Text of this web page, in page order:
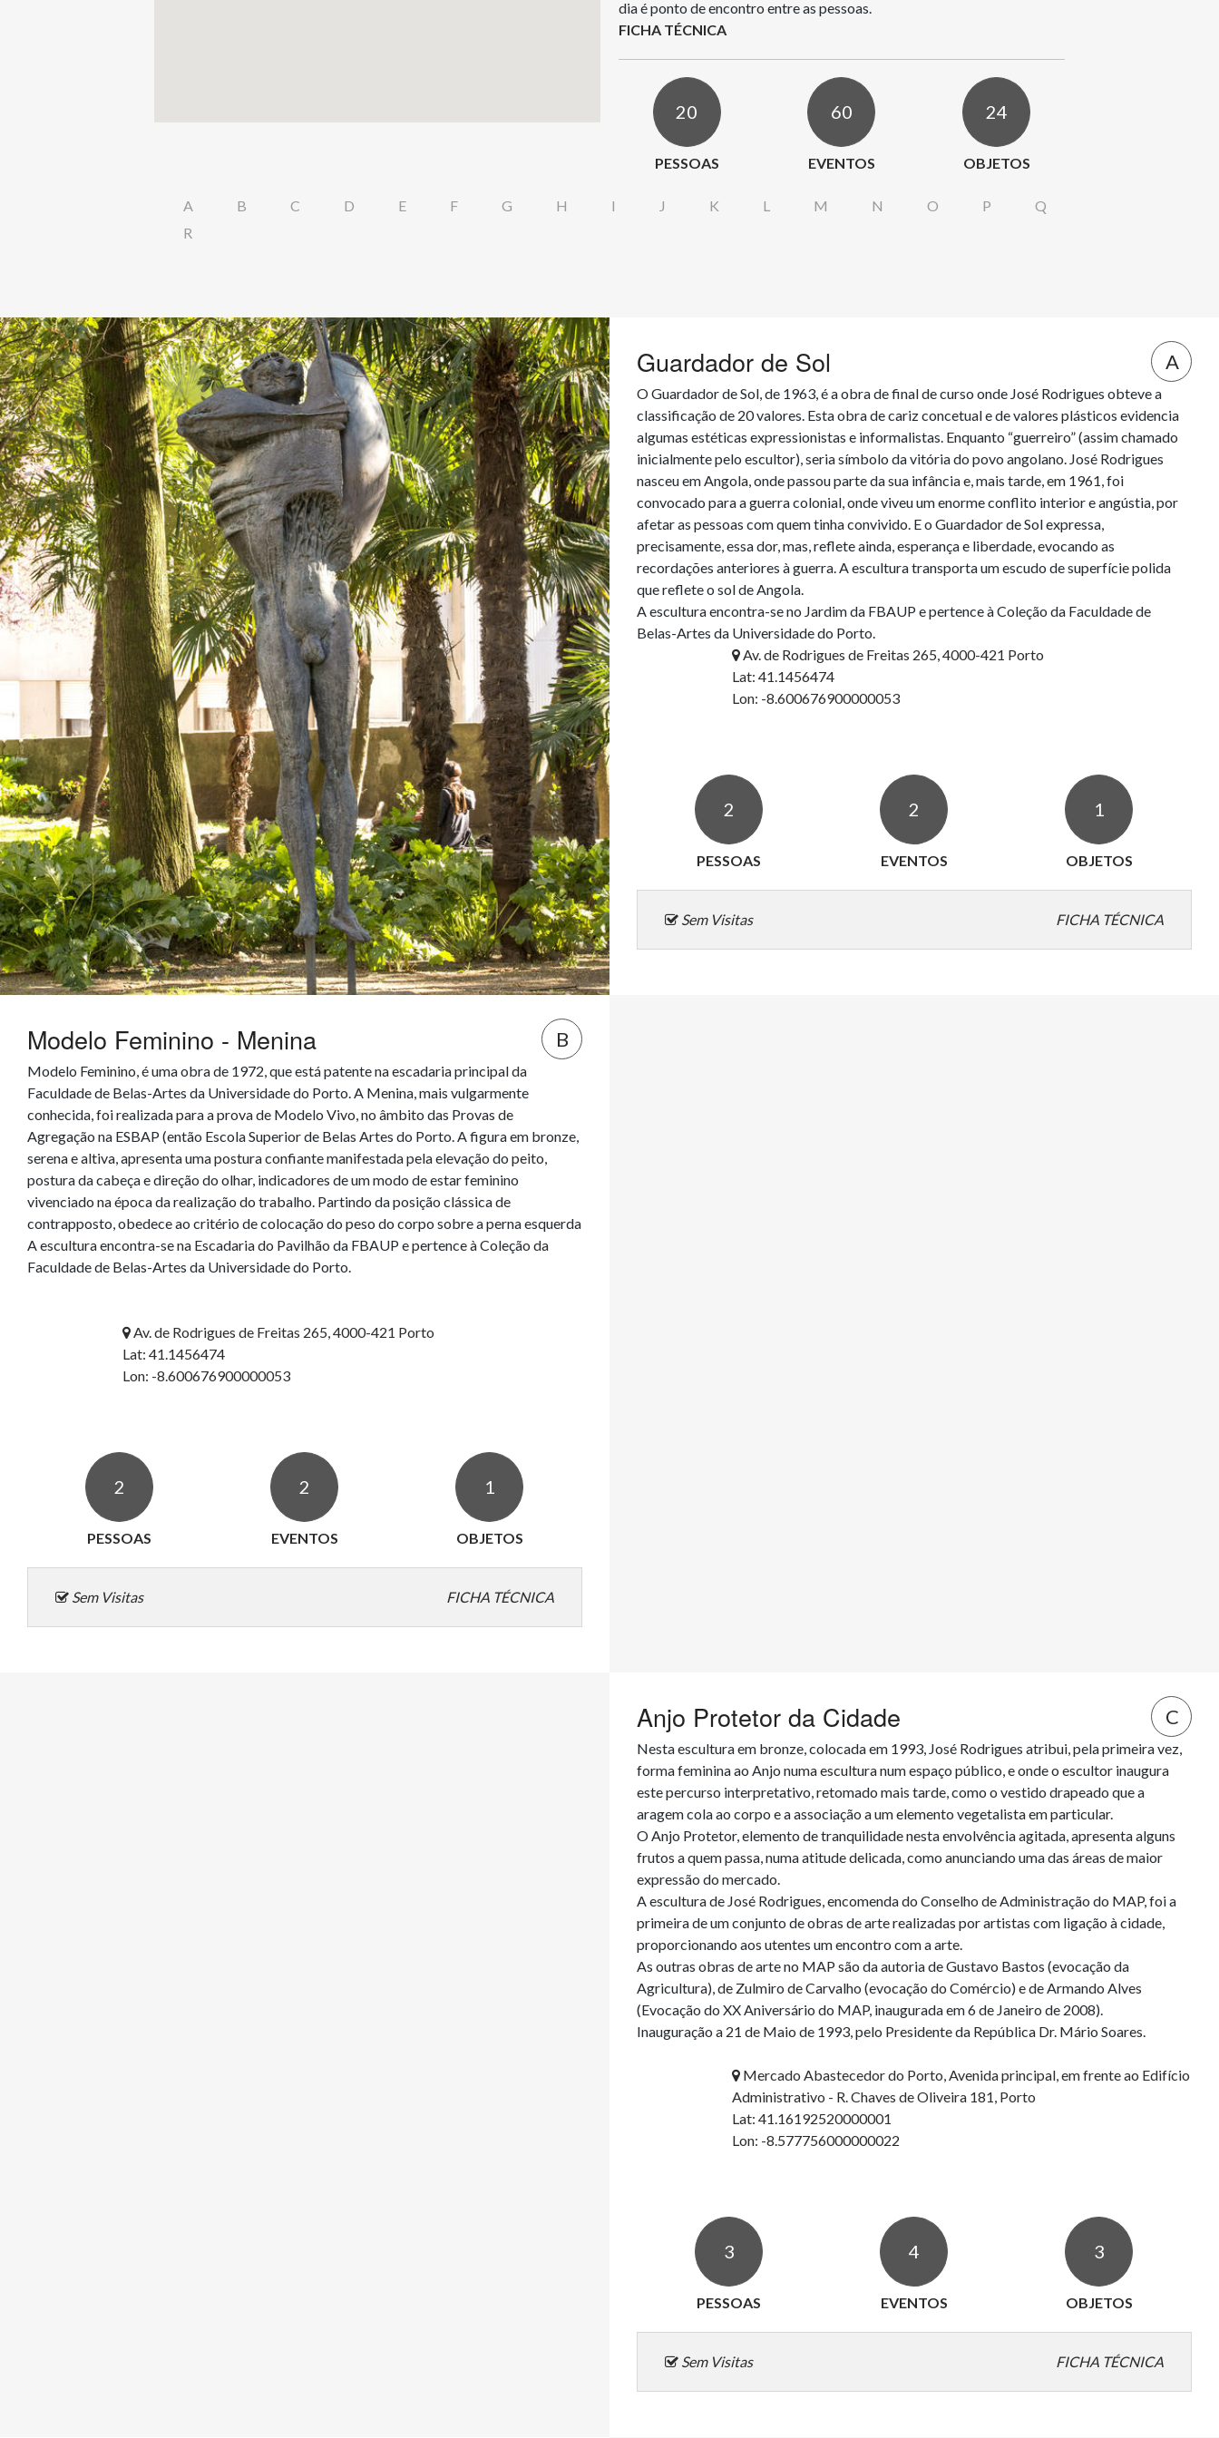
FICHA TÉCNICA
20
PESSOAS
60
EVENTOS
24
OBJETOS
A B C D E F G H I J K L M N O P
Q
R
Guardador de Sol A
O Guardador de Sol, de 1963, é a obra de final de curso onde José Rodrigues obteve a
classificação de 20 valores. Esta obra de cariz concetual e de valores plásticos evidencia
algumas estéticas expressionistas e informalistas. Enquanto “guerreiro” (assim chamado
inicialmente pelo escultor), seria símbolo da vitória do povo angolano. José Rodrigues
nasceu em Angola, onde passou parte da sua infância e, mais tarde, em 1961, foi
convocado para a guerra colonial, onde viveu um enorme conflito interior e angústia, por
afetar as pessoas com quem tinha convivido. E o Guardador de Sol expressa,
precisamente, essa dor, mas, reflete ainda, esperança e liberdade, evocando as
recordações anteriores à guerra. A escultura transporta um escudo de superfície polida
que reflete o sol de Angola.
A escultura encontra-se no Jardim da FBAUP e pertence à Coleção da Faculdade de
Av. de Rodrigues de Freitas 265, 4000-421 Porto
Lat: 41.1456474
Lon: -8.600676900000053
2
PESSOAS
2
EVENTOS
1
OBJETOS
Sem Visitas FICHA TÉCNICA
Modelo Feminino - Menina B
Modelo Feminino, é uma obra de 1972, que está patente na escadaria principal da
Faculdade de Belas-Artes da Universidade do Porto. A Menina, mais vulgarmente
conhecida, foi realizada para a prova de Modelo Vivo, no âmbito das Provas de
Agregação na ESBAP (então Escola Superior de Belas Artes do Porto. A figura em bronze,
serena e altiva, apresenta uma postura confiante manifestada pela elevação do peito,
postura da cabeça e direção do olhar, indicadores de um modo de estar feminino
vivenciado na época da realização do trabalho. Partindo da posição clássica de
contrapposto, obedece ao critério de colocação do peso do corpo sobre a perna esquerda
A escultura encontra-se na Escadaria do Pavilhão da FBAUP e pertence à Coleção da
Faculdade de Belas-Artes da Universidade do Porto.
Av. de Rodrigues de Freitas 265, 4000-421 Porto
Lat: 41.1456474
Lon: -8.600676900000053
2
PESSOAS
2
EVENTOS
1
OBJETOS
Sem Visitas FICHA TÉCNICA
Anjo Protetor da Cidade C
Nesta escultura em bronze, colocada em 1993, José Rodrigues atribui, pela primeira vez,
forma feminina ao Anjo numa escultura num espaço público, e onde o escultor inaugura
este percurso interpretativo, retomado mais tarde, como o vestido drapeado que a
aragem cola ao corpo e a associação a um elemento vegetalista em particular.
O Anjo Protetor, elemento de tranquilidade nesta envolvência agitada, apresenta alguns
frutos a quem passa, numa atitude delicada, como anunciando uma das áreas de maior
expressão do mercado.
A escultura de José Rodrigues, encomenda do Conselho de Administração do MAP, foi a
primeira de um conjunto de obras de arte realizadas por artistas com ligação à cidade,
proporcionando aos utentes um encontro com a arte.
As outras obras de arte no MAP são da autoria de Gustavo Bastos (evocação da
Agricultura), de Zulmiro de Carvalho (evocação do Comércio) e de Armando Alves
(Evocação do XX Aniversário do MAP, inaugurada em 6 de Janeiro de 2008).
Inauguração a 21 de Maio de 1993, pelo Presidente da República Dr. Mário Soares.
Mercado Abastecedor do Porto, Avenida principal, em frente ao Edifício
Administrativo - R. Chaves de Oliveira 181, Porto
Lat: 41.16192520000001
Lon: -8.577756000000022
3
PESSOAS
4
EVENTOS
3
OBJETOS
Sem Visitas FICHA TÉCNICA